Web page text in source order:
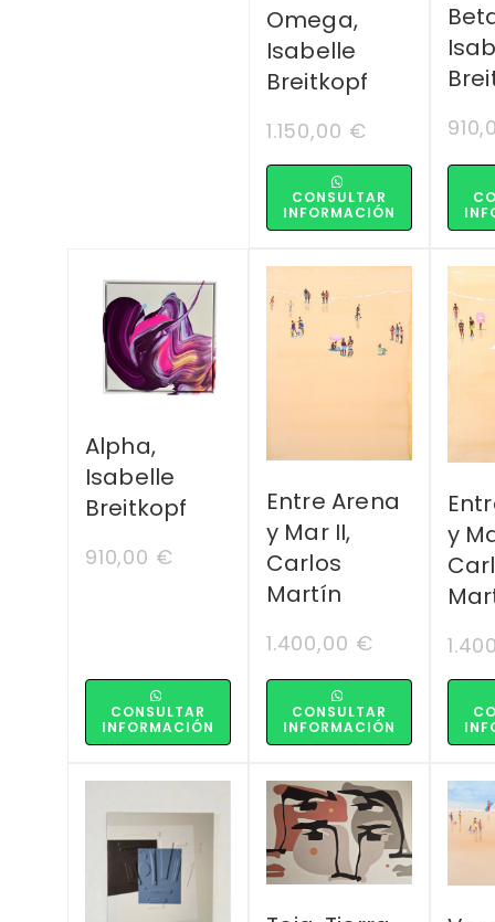
Omega,
Isabelle
Breitkopf
1.150,00 €
CONSULTAR
INFORMACIÓN
Alpha,
Isabelle
Breitkopf
910,00 €
CONSULTAR
INFORMACIÓN
Entre Arena
y Mar II,
Carlos
Martín
1.400,00 €
CONSULTAR
INFORMACIÓN
y